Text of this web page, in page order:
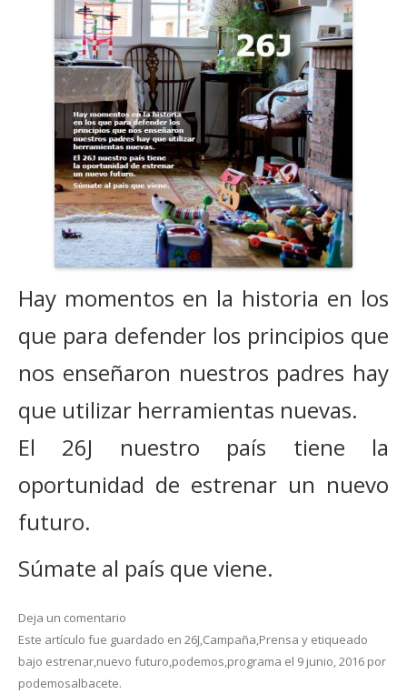
Financiación
Participa con Podemos en Albacete
Hay momentos en la historia en los
que para defender los principios que
nos enseñaron nuestros padres hay
que utilizar herramientas nuevas.
El 26J nuestro país tiene la
oportunidad de estrenar un nuevo
futuro.
Súmate al país que viene.
Deja un comentario
Este artículo fue guardado en 26J,Campaña,Prensa y etiqueado
bajo estrenar,nuevo futuro,podemos,programa el 9 junio, 2016 por
podemosalbacete.